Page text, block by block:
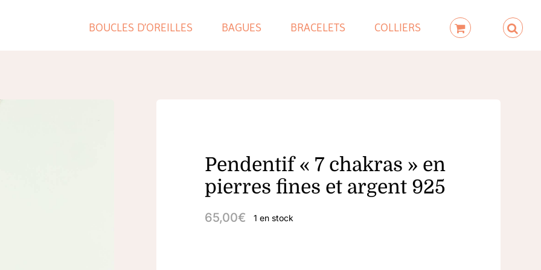
BOUCLES D’OREILLES BAGUES BRACELETS COLLIERS
Pendentif « 7 chakras » en
pierres fines et argent 925
65,00€ 1 en stock